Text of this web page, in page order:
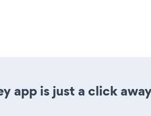
app is just a click